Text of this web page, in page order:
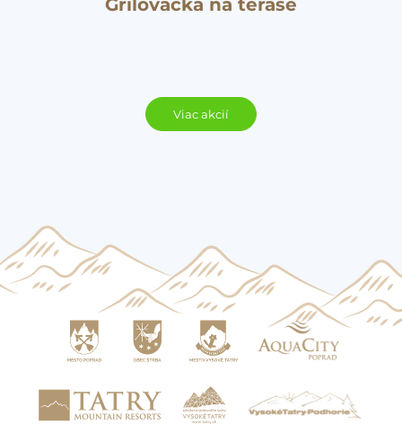
Viac akcií